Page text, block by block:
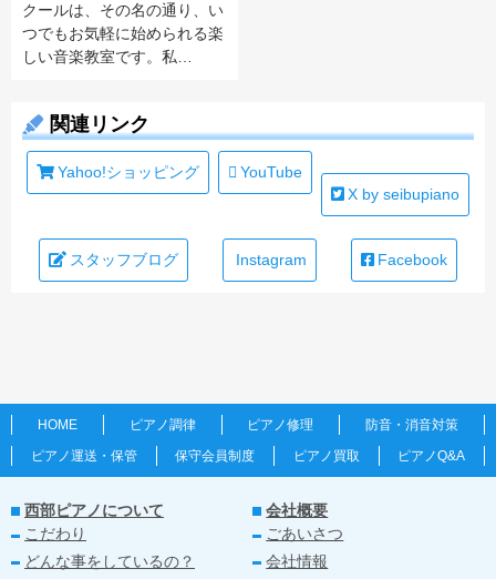
クールは、その名の通り、い
つでもお気軽に始められる楽
しい音楽教室です。私…
関連リンク
Yahoo!ショッピング
YouTube
X by seibupiano
スタッフブログ Instagram Facebook
HOME ピアノ調律 ピアノ修理
防音・消音対策
ピアノ運送・保管
保守会員制度 ピアノ買取 ピアノQ&A
西部ピアノについて
こだわり
どんな事をしているの？
会社概要
ごあいさつ
会社情報